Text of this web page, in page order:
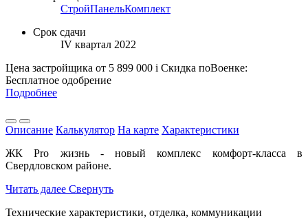
СтройПанельКомплект
Срок сдачи
IV квартал 2022
Цена застройщика от 5 899 000 i Скидка поВоенке:
Бесплатное одобрение
Подробнее
Описание Калькулятор На карте Характеристики
ЖК Pro жизнь - новый комплекс комфорт-класса в
Свердловском районе.
Читать далее Свернуть
Технические характеристики, отделка, коммуникации